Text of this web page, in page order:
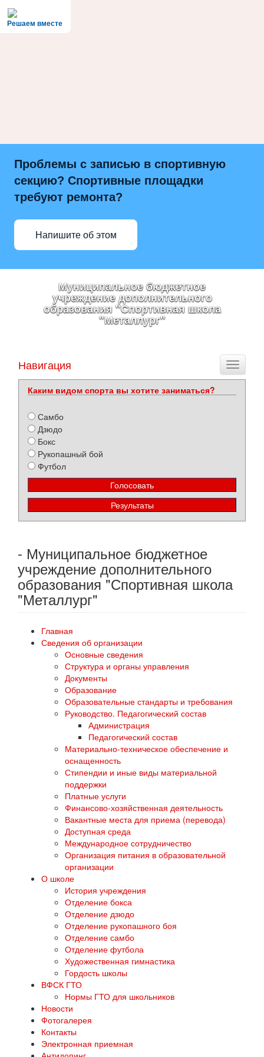
Решаем вместе
Проблемы с записью в спортивную
секцию? Спортивные площадки
требуют ремонта?
Напишите об этом
Муниципальное бюджетное
учреждение дополнительного
образования "Спортивная школа
"Металлург"
Toggle
Навигация
Каким видом спорта вы хотите заниматься?
Самбо
Дзюдо
Бокс
Рукопашный бой
Футбол
- Муниципальное бюджетное
учреждение дополнительного
образования "Спортивная школа
"Металлург"
Главная
Сведения об организации
Основные сведения
Структура и органы управления
Документы
Образование
Образовательные стандарты и требования
Руководство. Педагогический состав
Администрация
Педагогический состав
Материально-техническое обеспечение и
оснащенность
Стипендии и иные виды материальной
поддержки
Платные услуги
Финансово-хозяйственная деятельность
Вакантные места для приема (перевода)
Доступная среда
Международное сотрудничество
Организация питания в образовательной
организации
О школе
История учреждения
Отделение бокса
Отделение дзюдо
Отделение рукопашного боя
Отделение самбо
Отделение футбола
Художественная гимнастика
Гордость школы
ВФСК ГТО
Нормы ГТО для школьников
Новости
Фотогалерея
Контакты
Электронная приемная